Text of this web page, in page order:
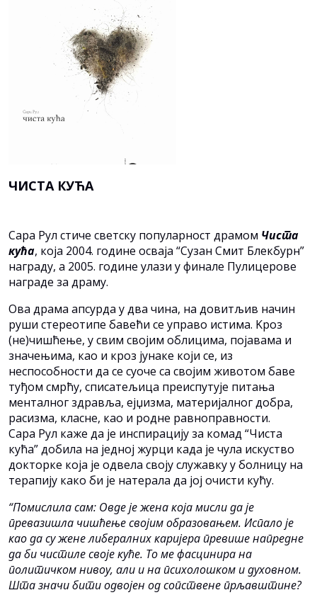
ЧИСТА КУЋА
Сара Рул стиче светску популарност драмом Чиста
кућа, која 2004. године осваја “Сузан Смит Блекбурн”
награду, а 2005. године улази у финале Пулицерове
награде за драму.
Ова драма апсурда у два чина, на довитљив начин
руши стереотипе бавећи се управо истима. Kроз
(не)чишћење, у свим својим облицима, појавама и
значењима, као и кроз јунаке који се, из
неспособности да се суоче са својим животом баве
туђом смрћу, списатељица преиспутује питања
менталног здравља, ејџизма, материјалног добра,
расизма, класне, као и родне равноправности.
Сара Рул каже да је инспирацију за комад “Чиста
кућа” добила на једној журци када је чула искуство
докторке која је одвела своју служавку у болницу на
терапију како би је натерала да јој очисти кућу.
“Помислила сам: Овде је жена која мисли да је
превазишла чишћење својим образовањем. Испало је
као да су жене либералних каријера превише напредне
да би чистиле своје куће. То ме фасцинира на
политичком нивоу, али и на психолошком и духовном.
Шта значи бити одвојен од сопствене прљавштине?